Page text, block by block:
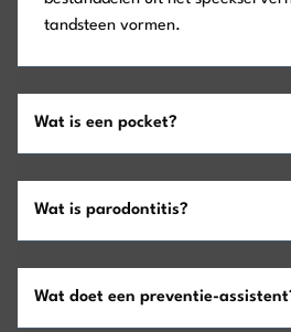
tandsteen vormen.
Wat is een pocket?
Wat is parodontitis?
Wat doet een preventie-